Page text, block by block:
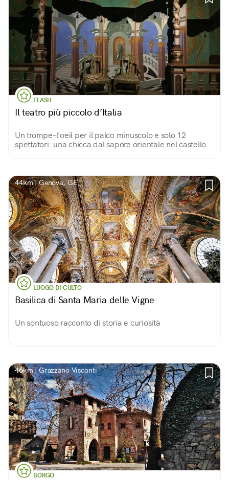
FLASH
Il teatro più piccolo d’Italia
Un trompe-l'oeil per il palco minuscolo e solo 12
spettatori: una chicca dal sapore orientale nel castello
44km | Genova, GE
LUOGO DI CULTO
Basilica di Santa Maria delle Vigne
Un sontuoso racconto di storia e curiosità
46km | Grazzano Visconti
BORGO